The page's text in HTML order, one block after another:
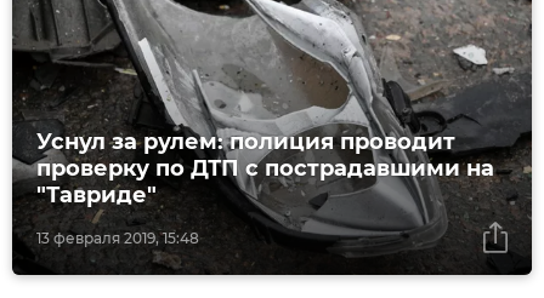
13 февраля 2019, 15:48
Уснул за рулем: полиция проводит
проверку по ДТП с пострадавшими на
"Тавриде"